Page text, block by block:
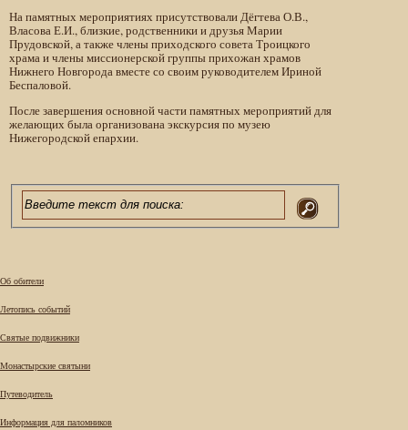
На памятных мероприятиях присутствовали Дёгтева О.В.,
Власова Е.И., близкие, родственники и друзья Марии
Прудовской, а также члены приходского совета Троицкого
храма и члены миссионерской группы прихожан храмов
Нижнего Новгорода вместе со своим руководителем Ириной
Беспаловой.
После завершения основной части памятных мероприятий для
желающих была организована экскурсия по музею
Нижегородской епархии.
Об обители
Летопись событий
Святые подвижники
Монастырские святыни
Путеводитель
Информация для паломников